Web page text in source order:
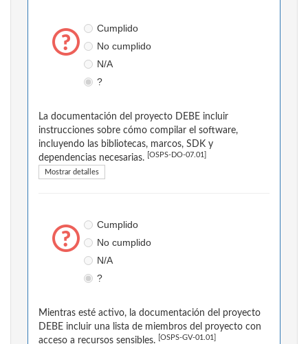
Cumplido
No cumplido
N/A
?
La documentación del proyecto DEBE incluir
instrucciones sobre cómo compilar el software,
incluyendo las bibliotecas, marcos, SDK y
dependencias necesarias.
[OSPS-DO-07.01]
Mostrar detalles
Cumplido
No cumplido
N/A
?
Mientras esté activo, la documentación del proyecto
DEBE incluir una lista de miembros del proyecto con
acceso a recursos sensibles.
[OSPS-GV-01.01]